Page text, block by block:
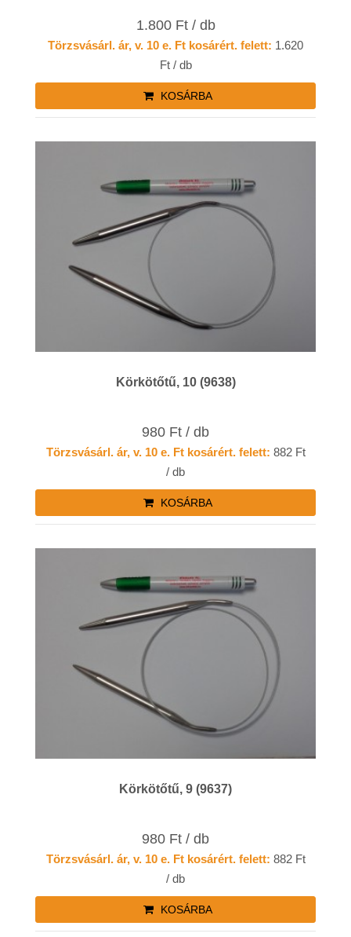
1.800 Ft / db
Törzsvásárl. ár, v. 10 e. Ft kosárért. felett: 1.620
Ft / db
KOSÁRBA
Körkötőtű, 10 (9638)
980 Ft / db
Törzsvásárl. ár, v. 10 e. Ft kosárért. felett: 882 Ft
/ db
KOSÁRBA
Körkötőtű, 9 (9637)
980 Ft / db
Törzsvásárl. ár, v. 10 e. Ft kosárért. felett: 882 Ft
/ db
KOSÁRBA